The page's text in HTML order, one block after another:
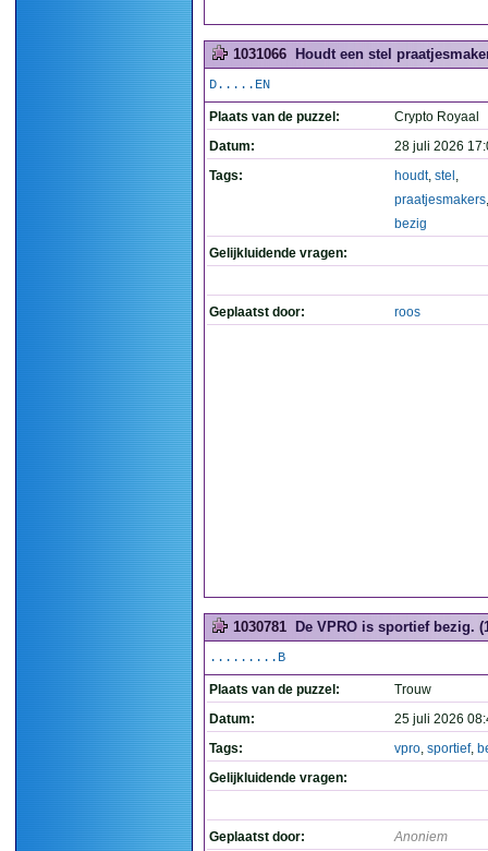
1031066 Houdt een stel
D.....EN
Plaats van de puzzel:
Crypto Royaal
Datum:
28 juli 2026
Tags:
houdt, stel ,
praatjesmakers
bezig
Gelijkluidende vragen:
Geplaatst door: roos
1030781 De VPRO is sportief bezig.
.........B
Plaats van de puzzel:
Trouw
Datum:
25 juli 2026
Tags:
vpro, sportief,
Gelijkluidende vragen:
Geplaatst door: Anoniem